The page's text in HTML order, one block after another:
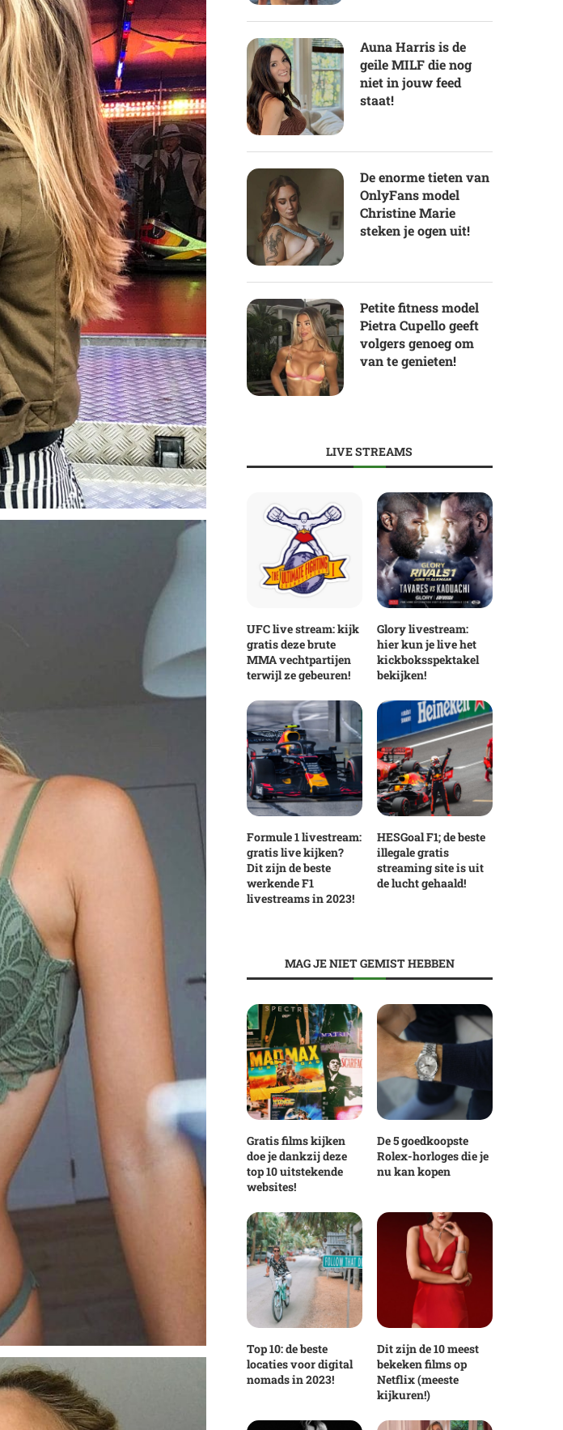
Auna Harris is de
geile MILF die nog
niet in jouw feed
staat!
De enorme tieten van
OnlyFans model
Christine Marie
steken je ogen uit!
Petite fitness model
Pietra Cupello geeft
volgers genoeg om
van te genieten!
LIVE STREAMS
UFC live stream: kijk
gratis deze brute
MMA vechtpartijen
terwijl ze gebeuren!
Glory livestream:
hier kun je live het
kickboksspektakel
bekijken!
Formule 1 livestream:
gratis live kijken?
Dit zijn de beste
werkende F1
livestreams in 2023!
HESGoal F1; de beste
illegale gratis
streaming site is uit
de lucht gehaald!
MAG JE NIET GEMIST HEBBEN
Gratis films kijken
doe je dankzij deze
top 10 uitstekende
websites!
De 5 goedkoopste
Rolex-horloges die je
nu kan kopen
Top 10: de beste
locaties voor digital
nomads in 2023!
Dit zijn de 10 meest
bekeken films op
Netflix (meeste
kijkuren!)